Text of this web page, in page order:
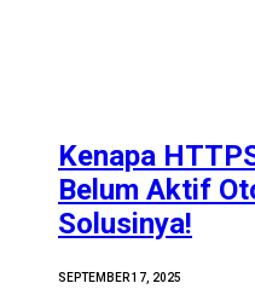
Kenapa
Belum Aktif
Solusinya!
SEPTEMBER 17, 2025